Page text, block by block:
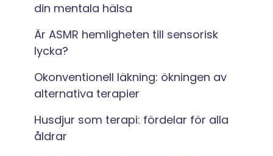
din mentala hälsa
Är ASMR hemligheten till sensorisk
lycka?
Okonventionell läkning: ökningen av
alternativa terapier
Husdjur som terapi: fördelar för alla
åldrar